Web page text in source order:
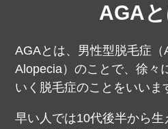
AGAと
AGAとは、男性型脱毛症（
Alopecia）のことで、徐々
いく脱毛症のことをいいま
早い人では10代後半から